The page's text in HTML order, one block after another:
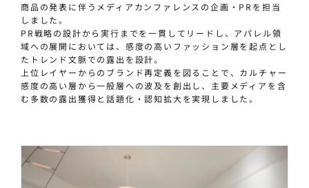
商品の発表に伴うメディアカンファレンスの企画・PRを担当
しました。
PR戦略の設計から実行までを一貫してリードし、アパレル領
域への展開においては、感度の高いファッション層を起点とし
たトレンド文脈での露出を設計。
上位レイヤーからのブランド再定義を図ることで、カルチャー
感度の高い層から一般層への波及を創出し、主要メディアを含
む多数の露出獲得と話題化・認知拡大を実現しました。